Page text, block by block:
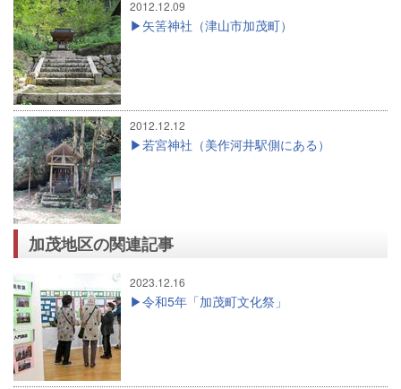
2012.12.09
矢筈神社（津山市加茂町）
2012.12.12
若宮神社（美作河井駅側にある）
加茂地区の関連記事
2023.12.16
令和5年「加茂町文化祭」